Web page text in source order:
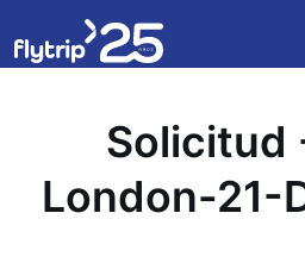
Solicitud
London-21-